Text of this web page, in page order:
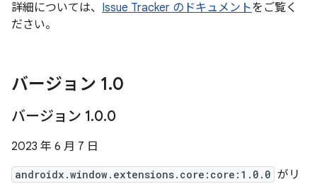
詳細については、 Issue Tracker のドキュメントをご覧く
ださい。
バージョン 1.0
バージョン 1.0.0
2023 年 6 月 7 日
androidx.window.extensions.core:core:1.0.0 がリ